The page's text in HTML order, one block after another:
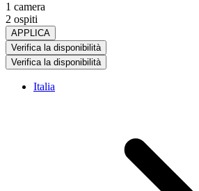
1 camera
2 ospiti
APPLICA
Verifica la disponibilità
Verifica la disponibilità
Italia